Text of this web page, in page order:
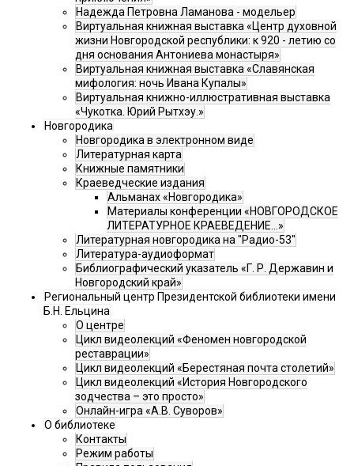
Надежда Петровна Ламанова - модельер
Виртуальная книжная выставка «Центр духовной
жизни Новгородской республики: к 920 - летию со
дня основания Антониева монастыря»
Виртуальная книжная выставка «Славянская
мифология: ночь Ивана Купалы»
Виртуальная книжно-иллюстративная выставка
«Чукотка. Юрий Рытхэу.»
Новгородика
Новгородика в электронном виде
Литературная карта
Книжные памятники
Краеведческие издания
Альманах «Новгородика»
Материалы конференции «НОВГОРОДСКОЕ
ЛИТЕРАТУРНОЕ КРАЕВЕДЕНИЕ...»
Литературная новгородика на "Радио-53"
Литература-аудиоформат
Библиографический указатель «Г. Р. Державин и
Новгородский край»
Региональный центр Президентской библиотеки имени
Б.Н. Ельцина
О центре
Цикл видеолекций «Феномен новгородской
реставрации»
Цикл видеолекций «Берестяная почта столетий»
Цикл видеолекций «История Новгородского
зодчества – это просто»
Онлайн-игра «А.В. Суворов»
О библиотеке
Контакты
Режим работы